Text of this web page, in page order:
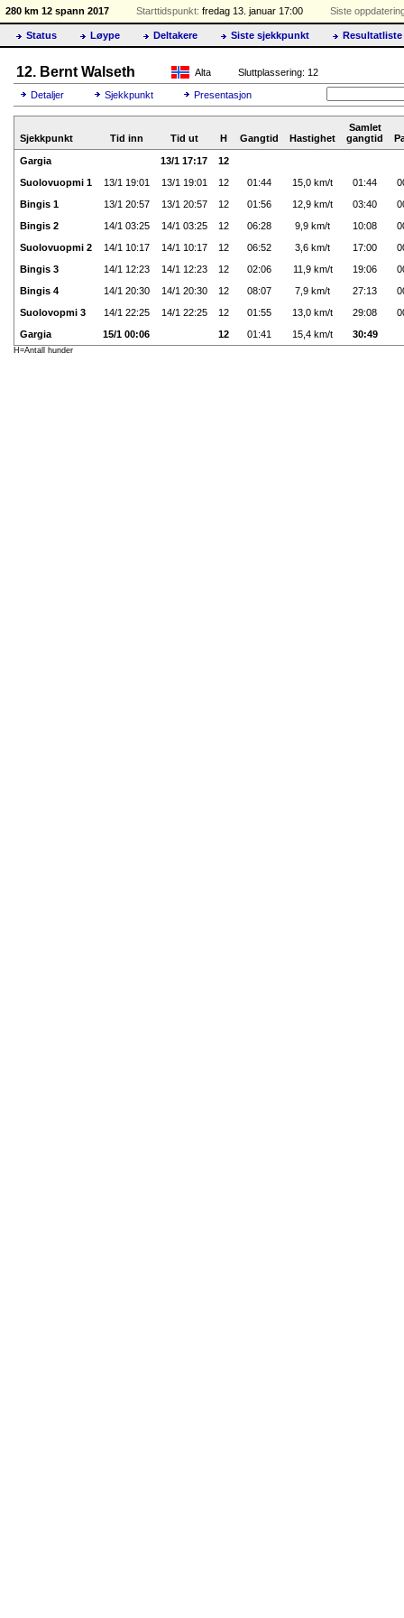
280 km 12 spann 2017 Starttidspunkt: fredag 13. januar 17:00 Siste
Status Løype Deltakere Siste sjekkpunkt Resultatliste
12. Bernt Walseth Alta Sluttplassering: 12
Detaljer Sjekkpunkt Presentasjon
Sjekkpunkt Tid inn Tid ut H Gangtid Hastighet
Samlet
gangtid
Gargia 13/1 17:17
12
Suolovuopmi 1
13/1 19:01 13/1 19:01 12 01:44 15,0 km/t 01:44
Bingis 1
13/1 20:57 13/1 20:57 12 01:56 12,9 km/t 03:40
Bingis 2
14/1 03:25 14/1 03:25 12 06:28 9,9 km/t 10:08
Suolovuopmi 2
14/1 10:17 14/1 10:17 12 06:52 3,6 km/t 17:00
Bingis 3
14/1 12:23 14/1 12:23 12 02:06 11,9 km/t 19:06
Bingis 4
14/1 20:30 14/1 20:30 12 08:07 7,9 km/t 27:13
Suolovopmi 3
14/1 22:25 14/1 22:25 12 01:55 13,0 km/t 29:08
Gargia
15/1 00:06 12 01:41 15,4 km/t 30:49
H=Antall hunder